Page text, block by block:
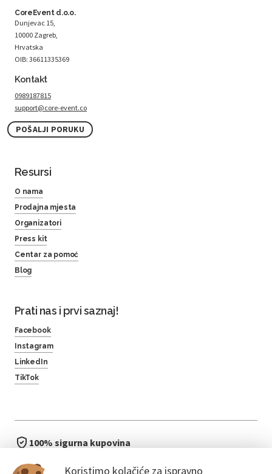
Koristimo kolačiće za ispravno
CoreEvent d.o.o.
Dunjevac 15,
10000 Zagreb,
Hrvatska
OIB: 36611335369
Kontakt
0989187815
support@core-event.co
POŠALJI PORUKU
Resursi
O nama
Prodajna mjesta
Organizatori
Press kit
Centar za pomoć
Blog
Prati nas i prvi saznaj!
Facebook
Instagram
LinkedIn
TikTok
100% sigurna kupovina
bez čekanja u redu